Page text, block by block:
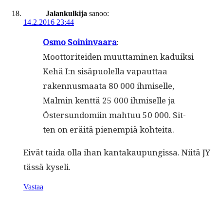
Jalankulkija sanoo:
14.2.2016 23:44
Osmo Soin­in­vaara:
Moot­toritei­den muut­ta­mi­nen kaduik­si
Kehä I:n sisäpuolel­la vapaut­taa
raken­nus­maa­ta 80 000 ihmiselle,
Malmin kent­tä 25 000 ihmiselle ja
Öster­sun­domi­in mah­tuu 50 000. Sit­
ten on eräitä pienem­piä kohteita.
Eivät tai­da olla ihan kan­takaupungis­sa. Niitä JY
tässä kyseli.
Vastaa